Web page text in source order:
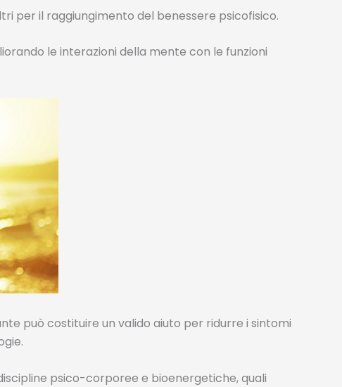
per il raggiungimento del benessere psicofisico.
le interazioni della mente con le funzioni
può costituire un valido aiuto per ridurre i sintomi
psico-corporee e bioenergetiche, quali